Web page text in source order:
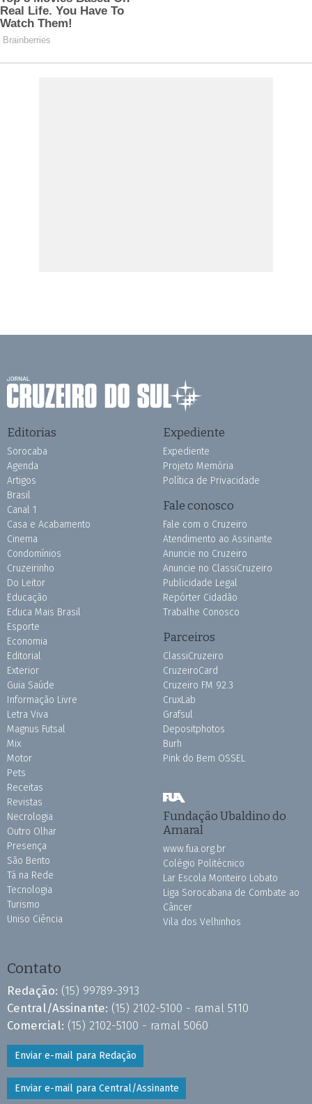
Editorias
Sorocaba
Agenda
Artigos
Brasil
Canal 1
Casa e Acabamento
Cinema
Condomínios
Cruzeirinho
Do Leitor
Educação
Educa Mais Brasil
Esporte
Economia
Editorial
Exterior
Guia Saúde
Informação Livre
Letra Viva
Magnus Futsal
Mix
Motor
Pets
Receitas
Revistas
Necrologia
Outro Olhar
Presença
São Bento
Tá na Rede
Tecnologia
Turismo
Uniso Ciência
Expediente
Expediente
Projeto Memória
Política de Privacidade
Fale conosco
Fale com o Cruzeiro
Atendimento ao Assinante
Anuncie no Cruzeiro
Anuncie no ClassiCruzeiro
Publicidade Legal
Repórter Cidadão
Trabalhe Conosco
Parceiros
ClassiCruzeiro
CruzeiroCard
Cruzeiro FM 92.3
CruxLab
Grafsul
Depositphotos
Burh
Pink do Bem OSSEL
Fundação Ubaldino do
Amaral
www.fua.org.br
Colégio Politécnico
Lar Escola Monteiro Lobato
Liga Sorocabana de Combate ao
Câncer
Vila dos Velhinhos
Contato
Redação: (15) 99789-3913
Central/Assinante: (15) 2102-5100 - ramal 5110
Comercial: (15) 2102-5100 - ramal 5060
Enviar e-mail para Redação
Enviar e-mail para Central/Assinante